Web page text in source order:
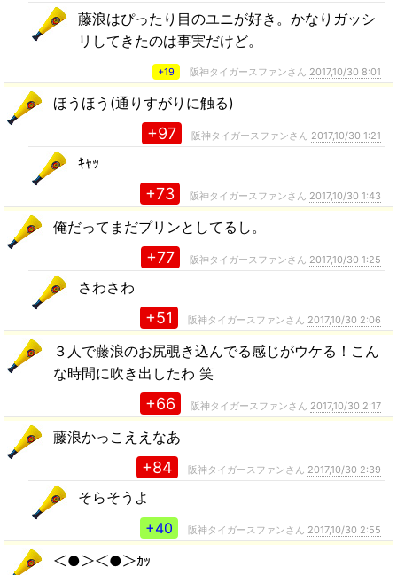
藤浪はぴったり目のユニが好き。かなりガッシ
リしてきたのは事実だけど。
+19 阪神タイガースファンさん 2017,10/30 8:01
ほうほう(通りすがりに触る)
+97 阪神タイガースファンさん 2017,10/30 1:21
ｷｬｯ
+73 阪神タイガースファンさん 2017,10/30 1:43
俺だってまだプリンとしてるし。
+77 阪神タイガースファンさん 2017,10/30 1:25
さわさわ
+51 阪神タイガースファンさん 2017,10/30 2:06
３人で藤浪のお尻覗き込んでる感じがウケる！こん
な時間に吹き出したわ 笑
+66 阪神タイガースファンさん 2017,10/30 2:17
藤浪かっこええなあ
+84 阪神タイガースファンさん 2017,10/30 2:39
そらそうよ
+40
阪神タイガースファンさん 2017,10/30 2:55
＜●＞＜●＞ｶｯ